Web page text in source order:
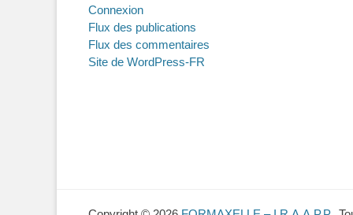
Connexion
Flux des publications
Flux des commentaires
Site de WordPress-FR